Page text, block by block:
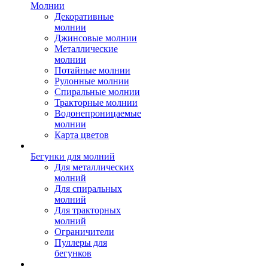
Молнии
Декоративные
молнии
Джинсовые молнии
Металлические
молнии
Потайные молнии
Рулонные молнии
Спиральные молнии
Тракторные молнии
Водонепроницаемые
молнии
Карта цветов
Бегунки для молний
Для металлических
молний
Для спиральных
молний
Для тракторных
молний
Ограничители
Пуллеры для
бегунков